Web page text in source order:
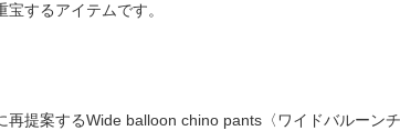
するアイテムです。
提案するWide balloon chino pants〈ワイドバルーン